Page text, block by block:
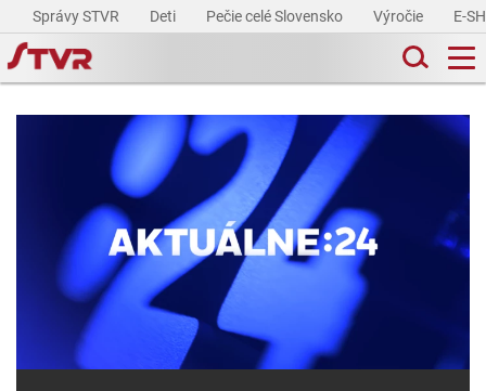
Správy STVR Deti Pečie celé Slovensko Výročie E-